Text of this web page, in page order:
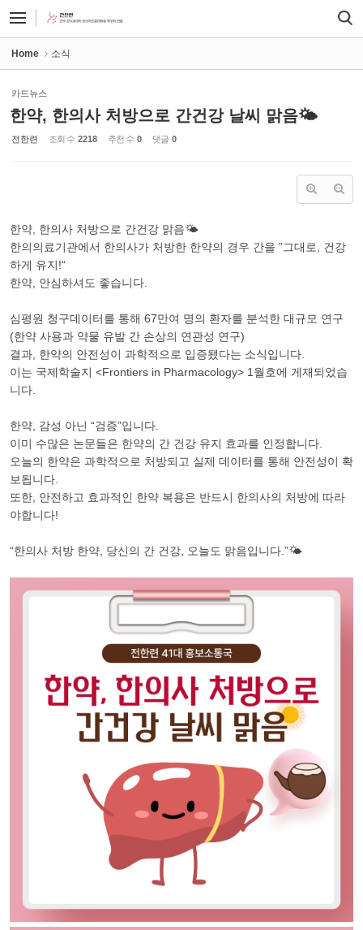
Home 소식
카드뉴스
한약, 한의사 처방으로 간건강 날씨 맑음🌤
전한련 조회 수 2218 추천 수 0 댓글 0
한약, 한의사 처방으로 간건강 맑음🌤
한의의료기관에서 한의사가 처방한 한약의 경우 간을 ”그대로, 건강
하게 유지!“
한약, 안심하셔도 좋습니다.
심평원 청구데이터를 통해 67만여 명의 환자를 분석한 대규모 연구
(한약 사용과 약물 유발 간 손상의 연관성 연구)
결과, 한약의 안전성이 과학적으로 입증됐다는 소식입니다.
이는 국제학술지 <Frontiers in Pharmacology> 1월호에 게재되었습
니다.
한약, 감성 아닌 “검증”입니다.
이미 수많은 논문들은 한약의 간 건강 유지 효과를 인정합니다.
오늘의 한약은 과학적으로 처방되고 실제 데이터를 통해 안전성이 확
보됩니다.
또한, 안전하고 효과적인 한약 복용은 반드시 한의사의 처방에 따라
야합니다!
“한의사 처방 한약, 당신의 간 건강, 오늘도 맑음입니다.”🌤